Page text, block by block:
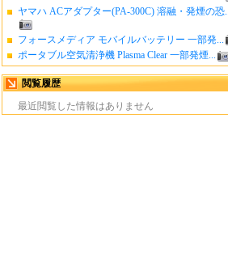
ヤマハ ACアダプター(PA-300C) 溶融・発煙の恐...
フォースメディア モバイルバッテリー 一部発...
ポータブル空気清浄機 Plasma Clear 一部発煙...
閲覧履歴
最近閲覧した情報はありません